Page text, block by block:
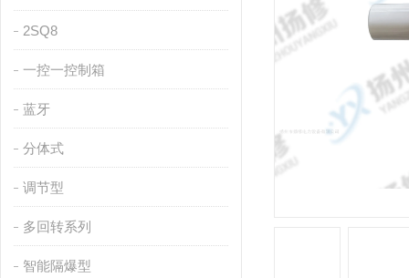
2SQ8
一控一控制箱
蓝牙
分体式
调节型
多回转系列
智能隔爆型